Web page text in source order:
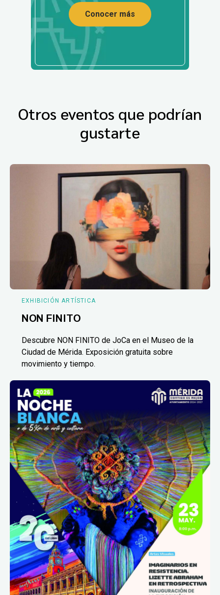
Conocer más
Otros eventos que podrían
gustarte
EXHIBICIÓN ARTÍSTICA
NON FINITO
Descubre NON FINITO de JoCa en el Museo de la
Ciudad de Mérida. Exposición gratuita sobre
movimiento y tiempo.